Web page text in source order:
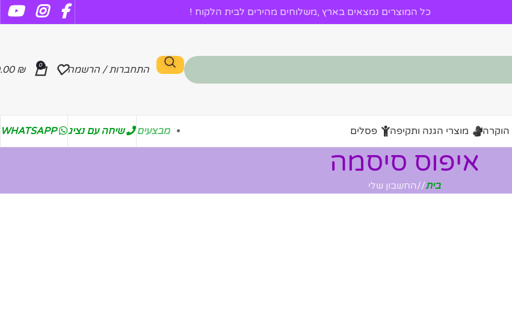
כל המוצרים נמצאים בארץ ,משלוחים מהירים לבית הלקוח !
התחברות / הרשמה 0
₪
הוקרה מוצרי הגנה ותקיפה פסלים מבצעים שיחה עם נציג WHATSAPP
איפוס סיסמה
בית/ החשבון שלי